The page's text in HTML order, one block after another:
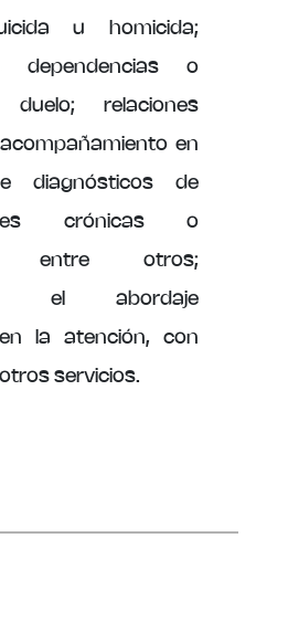
u homicida;
dependencias o
duelo; relaciones
en
diagnósticos de
crónicas o
entre otros;
el abordaje
la atención, con
servicios.